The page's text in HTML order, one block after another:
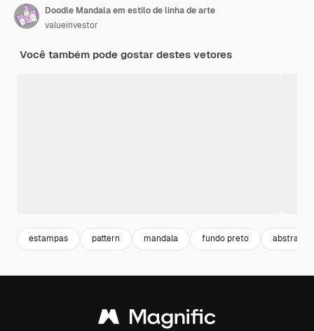
Doodle Mandala em estilo de linha de arte
valueinvestor
Você também pode gostar destes vetores
estampas pattern mandala fundo preto abstrato